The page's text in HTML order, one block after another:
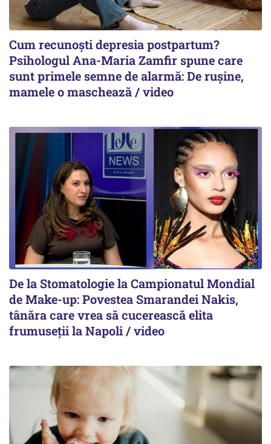
Cum recunoști depresia postpartum?
Psihologul Ana-Maria Zamfir spune care
sunt primele semne de alarmă: De rușine,
mamele o maschează / video
De la Stomatologie la Campionatul Mondial
de Make-up: Povestea Smarandei Nakis,
tânăra care vrea să cucerească elita
frumuseții la Napoli / video